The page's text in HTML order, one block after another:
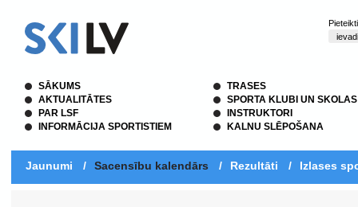
SĀKUMS
AKTUALITĀTES
PAR LSF
INFORMĀCIJA SPORTISTIEM
TRASES
SPORTA KLUBI UN SKOLAS
INSTRUKTORI
KALNU SLĒPOŠANA
Jaunumi / Sacensību kalendārs / Rezultāti / Izlases